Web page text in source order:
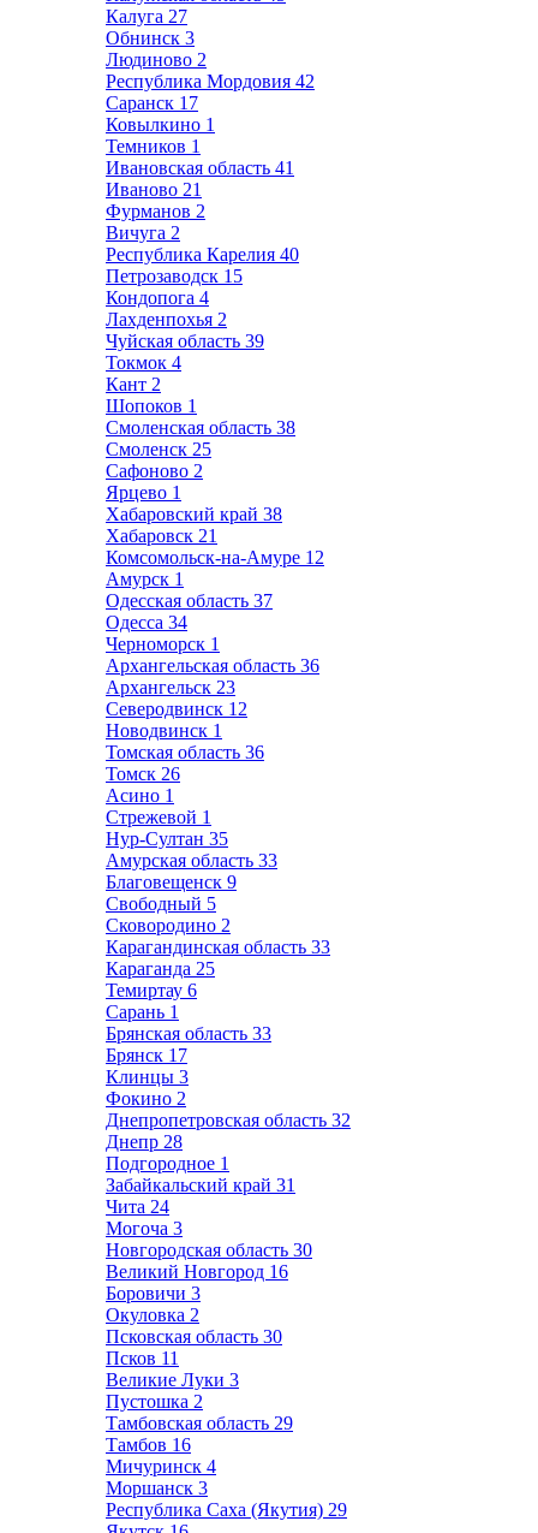
Калуга 27
Обнинск 3
Людиново 2
Республика Мордовия 42
Саранск 17
Ковылкино 1
Темников 1
Ивановская область 41
Иваново 21
Фурманов 2
Вичуга 2
Республика Карелия 40
Петрозаводск 15
Кондопога 4
Лахденпохья 2
Чуйская область 39
Токмок 4
Кант 2
Шопоков 1
Смоленская область 38
Смоленск 25
Сафоново 2
Ярцево 1
Хабаровский край 38
Хабаровск 21
Комсомольск-на-Амуре 12
Амурск 1
Одесская область 37
Одесса 34
Черноморск 1
Архангельская область 36
Архангельск 23
Северодвинск 12
Новодвинск 1
Томская область 36
Томск 26
Асино 1
Стрежевой 1
Нур-Султан 35
Амурская область 33
Благовещенск 9
Свободный 5
Сковородино 2
Карагандинская область 33
Караганда 25
Темиртау 6
Сарань 1
Брянская область 33
Брянск 17
Клинцы 3
Фокино 2
Днепропетровская область 32
Днепр 28
Подгородное 1
Забайкальский край 31
Чита 24
Могоча 3
Новгородская область 30
Великий Новгород 16
Боровичи 3
Окуловка 2
Псковская область 30
Псков 11
Великие Луки 3
Пустошка 2
Тамбовская область 29
Тамбов 16
Мичуринск 4
Моршанск 3
Республика Саха (Якутия) 29